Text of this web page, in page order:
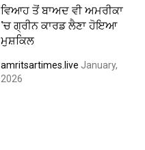
ਵਿਆਹ ਤੋਂ ਬਾਅਦ ਵੀ ਅਮਰੀਕਾ
’ਚ ਗ੍ਰੀਨ ਕਾਰਡ ਲੈਣਾ ਹੋਇਆ
ਮੁਸ਼ਕਿਲ
amritsartimes.live January,
2026